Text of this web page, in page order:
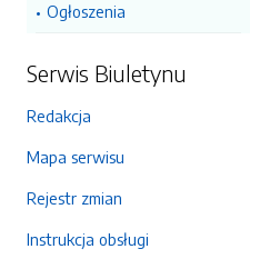
Ogłoszenia
Serwis Biuletynu
Redakcja
Mapa serwisu
Rejestr zmian
Instrukcja obsługi